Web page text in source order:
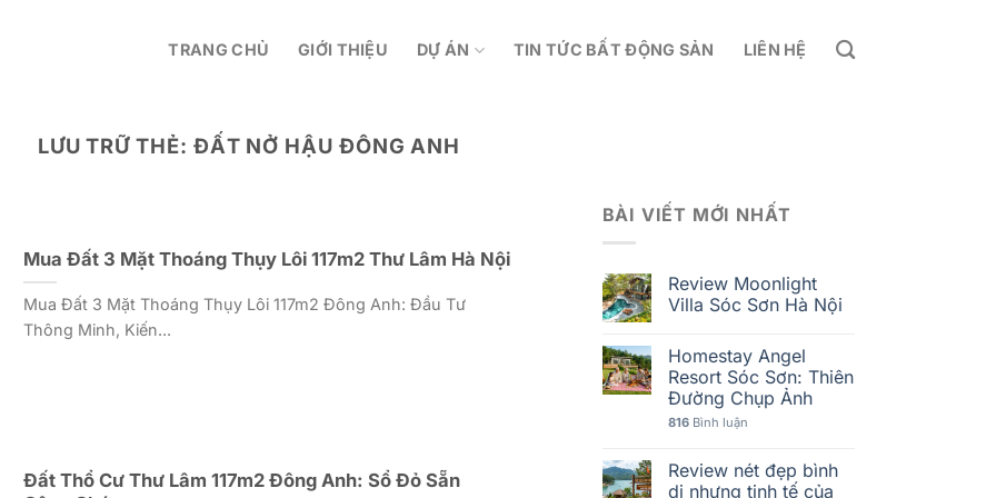
TRANG CHỦ GIỚI THIỆU DỰ ÁN TIN TỨC BẤT ĐỘNG SẢN LIÊN HỆ
LƯU TRỮ THẺ: ĐẤT NỞ HẬU ĐÔNG ANH
Mua Đất 3 Mặt Thoáng Thụy Lôi 117m2 Thư Lâm Hà Nội
Mua Đất 3 Mặt Thoáng Thụy Lôi 117m2 Đông Anh: Đầu Tư
Thông Minh, Kiến...
Đất Thổ Cư Thư Lâm 117m2 Đông Anh: Sổ Đỏ Sẵn
BÀI VIẾT MỚI NHẤT
Review Moonlight
Villa Sóc Sơn Hà Nội
Homestay Angel
Resort Sóc Sơn: Thiên
Đường Chụp Ảnh
816Bình luận
Review nét đẹp bình
dị nhưng tinh tế của